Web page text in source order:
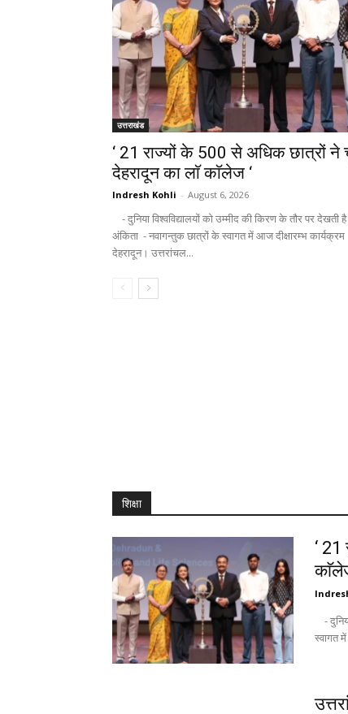
उत्तराखंड
‘ 21 राज्यों के 500 से अधिक छात्रों ने
देहरादून का लाॅ काॅलेज ‘
Indresh Kohli - August 6, 2026
- दुनिया विश्वविद्यालयों को उम्मीद की किरण के तौर पर देखती है
अंकिता - नवागन्तुक छात्रों के स्वागत में आज दीक्षारम्भ कार्यक्रम
देहरादून। उत्तरांचल...
शिक्षा
‘